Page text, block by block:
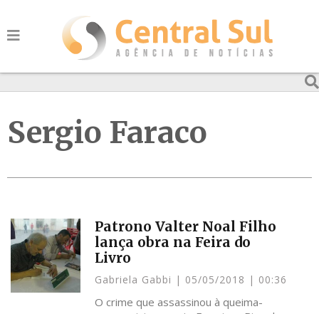
Sergio Faraco
Patrono Valter Noal Filho
lança obra na Feira do
Livro
Gabriela Gabbi 05/05/2018 00:36
O crime que assassinou à queima-